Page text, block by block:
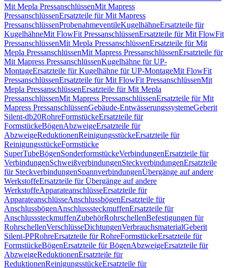
Mit Mepla PressanschlüssenMit Mapress
PressanschlüssenErsatzteile für Mit Mapress
PressanschlüssenProbenahmeventileKugelhähneErsatzteile für
KugelhähneMit FlowFit PressanschlüssenErsatzteile für Mit FlowFit
PressanschlüssenMit Mepla PressanschlüssenErsatzteile für Mit
Mepla PressanschlüssenMit Mapress PressanschlüssenErsatzteile für
Mit Mapress PressanschlüssenKugelhähne für UP-
MontageErsatzteile für Kugelhähne für UP-MontageMit FlowFit
PressanschlüssenErsatzteile für Mit FlowFit PressanschlüssenMit
Mepla PressanschlüssenErsatzteile für Mit Mepla
PressanschlüssenMit Mapress PressanschlüssenErsatzteile für Mit
Mapress PressanschlüssenGebäude-EntwässerungssystemeGeberit
Silent-db20RohreFormstückeErsatzteile für
FormstückeBögenAbzweigeErsatzteile für
AbzweigeReduktionenReinigungsstückeErsatzteile für
ReinigungsstückeFormstücke
SuperTubeBögenSonderformstückeVerbindungenErsatzteile für
VerbindungenSchweißverbindungenSteckverbindungenErsatzteile
für SteckverbindungenSpannverbindungenÜbergänge auf andere
WerkstoffeErsatzteile für Übergänge auf andere
WerkstoffeApparateanschlüsseErsatzteile für
ApparateanschlüsseAnschlussbögenErsatzteile für
AnschlussbögenAnschlusssteckmuffenErsatzteile für
AnschlusssteckmuffenZubehörRohrschellenBefestigungen für
RohrschellenVerschlüsseDichtungenVerbrauchsmaterialGeberit
Silent-PPRohreErsatzteile für RohreFormstückeErsatzteile für
FormstückeBögenErsatzteile für BögenAbzweigeErsatzteile für
AbzweigeReduktionenErsatzteile für
ReduktionenReinigungsstückeErsatzteile für